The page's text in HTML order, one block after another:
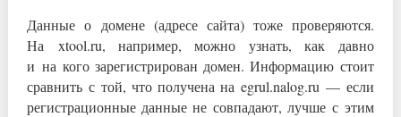
Данные о домене (адресе сайта) тоже проверяются.
На xtool.ru, например, можно узнать, как давно
и на кого зарегистрирован домен. Информацию стоит
сравнить с той, что получена на egrul.nalog.ru — если
регистрационные данные не совпадают, лучше с этим